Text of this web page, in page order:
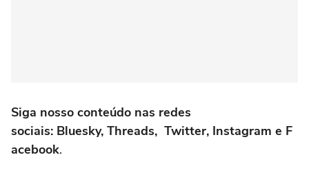
Siga nosso conteúdo nas redes
sociais: Bluesky, Threads, Twitter, Instagram e F
acebook.